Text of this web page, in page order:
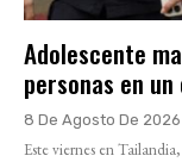
Adolescente
personas en
8 De Agosto De 2026
Este viernes en